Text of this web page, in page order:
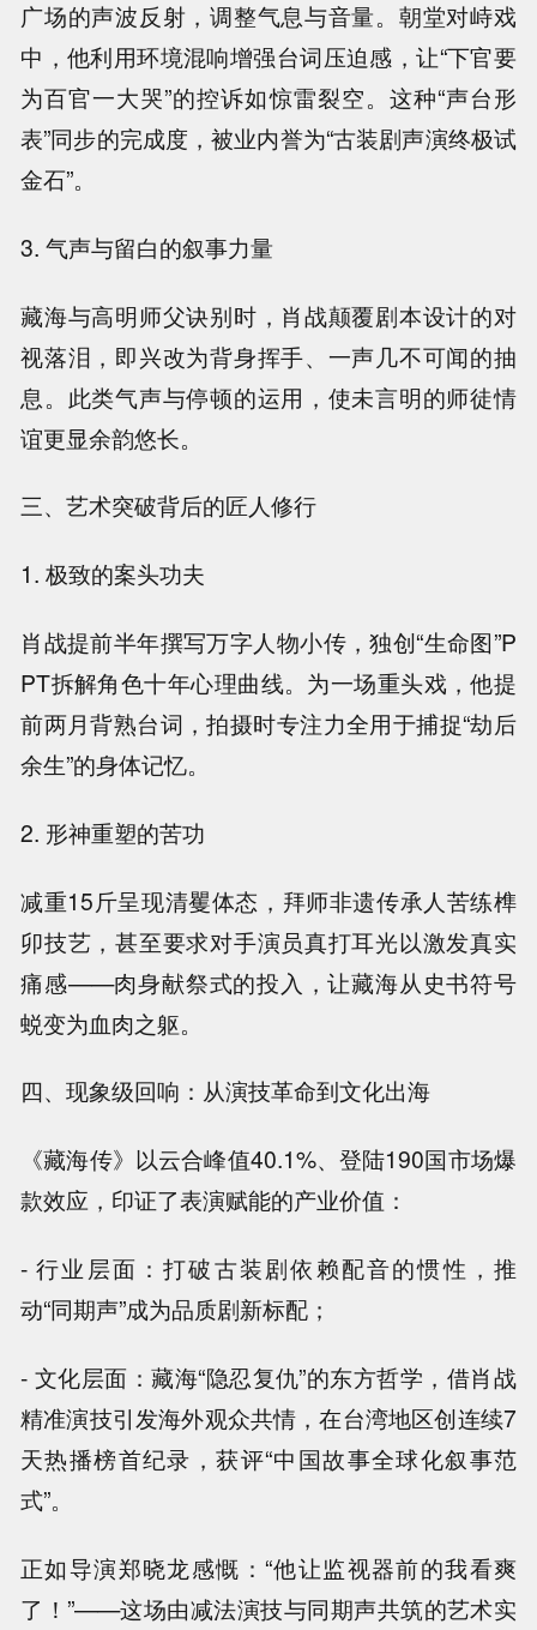
广场的声波反射，调整气息与音量。朝堂对峙戏
中，他利用环境混响增强台词压迫感，让“下官要
为百官一大哭”的控诉如惊雷裂空。这种“声台形
表”同步的完成度，被业内誉为“古装剧声演终极试
金石”。
3. 气声与留白的叙事力量
藏海与高明师父诀别时，肖战颠覆剧本设计的对
视落泪，即兴改为背身挥手、一声几不可闻的抽
息。此类气声与停顿的运用，使未言明的师徒情
谊更显余韵悠长。
三、艺术突破背后的匠人修行
1. 极致的案头功夫
肖战提前半年撰写万字人物小传，独创“生命图”P
PT拆解角色十年心理曲线。为一场重头戏，他提
前两月背熟台词，拍摄时专注力全用于捕捉“劫后
余生”的身体记忆。
2. 形神重塑的苦功
减重15斤呈现清矍体态，拜师非遗传承人苦练榫
卯技艺，甚至要求对手演员真打耳光以激发真实
痛感——肉身献祭式的投入，让藏海从史书符号
蜕变为血肉之躯。
四、现象级回响：从演技革命到文化出海
《藏海传》以云合峰值40.1%、登陆190国市场爆
款效应，印证了表演赋能的产业价值：
- 行业层面：打破古装剧依赖配音的惯性，推
动“同期声”成为品质剧新标配；
- 文化层面：藏海“隐忍复仇”的东方哲学，借肖战
精准演技引发海外观众共情，在台湾地区创连续7
天热播榜首纪录，获评“中国故事全球化叙事范
式”。
正如导演郑晓龙感慨：“他让监视器前的我看爽
了！”——这场由减法演技与同期声共筑的艺术实